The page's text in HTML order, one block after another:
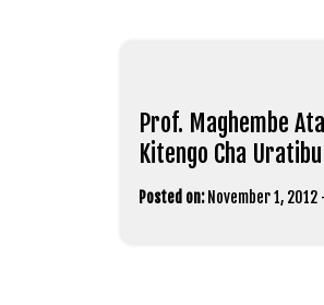
Prof. Maghembe
Kitengo Cha
Posted on: November 1, 2012